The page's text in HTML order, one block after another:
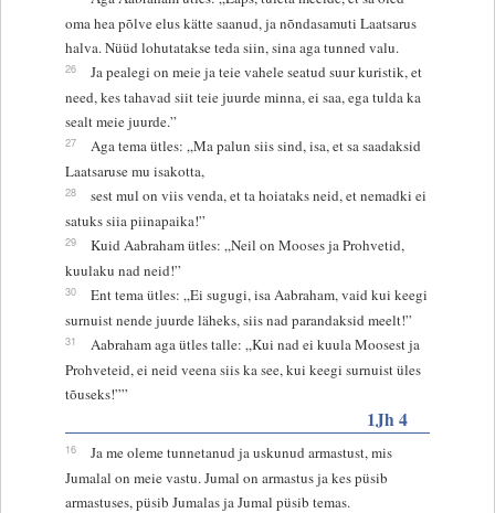
oma hea põlve elus kätte saanud, ja nõndasamuti Laatsarus
halva. Nüüd lohutatakse teda siin, sina aga tunned valu.
26
Ja pealegi on meie ja teie vahele seatud suur kuristik, et
need, kes tahavad siit teie juurde minna, ei saa, ega tulda ka
sealt meie juurde.”
27
Aga tema ütles: „Ma palun siis sind, isa, et sa saadaksid
Laatsaruse mu isakotta,
28
sest mul on viis venda, et ta hoiataks neid, et nemadki ei
satuks siia piinapaika!”
29
Kuid Aabraham ütles: „Neil on Mooses ja Prohvetid,
kuulaku nad neid!”
30
Ent tema ütles: „Ei sugugi, isa Aabraham, vaid kui keegi
surnuist nende juurde läheks, siis nad parandaksid meelt!”
31
Aabraham aga ütles talle: „Kui nad ei kuula Moosest ja
Prohveteid, ei neid veena siis ka see, kui keegi surnuist üles
tõuseks!””
1Jh 4
16
Ja me oleme tunnetanud ja uskunud armastust, mis
Jumalal on meie vastu. Jumal on armastus ja kes püsib
armastuses, püsib Jumalas ja Jumal püsib temas.